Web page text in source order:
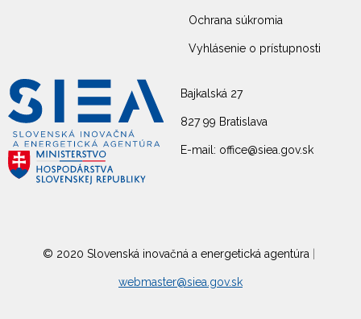
Bajkalská 27
827 99 Bratislava
E-mail: office@siea.gov.sk
Ochrana súkromia
Vyhlásenie o prístupnosti
© 2020 Slovenská inovačná a energetická agentúra
webmaster@siea.gov.sk